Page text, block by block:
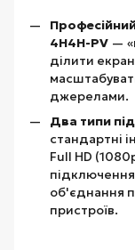
4H4H-PV —
ділити
джерелами.
Два типи
стандартні
Full HD
об'єднання
пристроїв.